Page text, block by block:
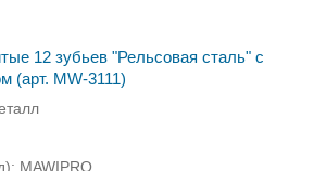
12 зубьев "Рельсовая сталь" с
(арт. MW-3111)
MAWIPRO